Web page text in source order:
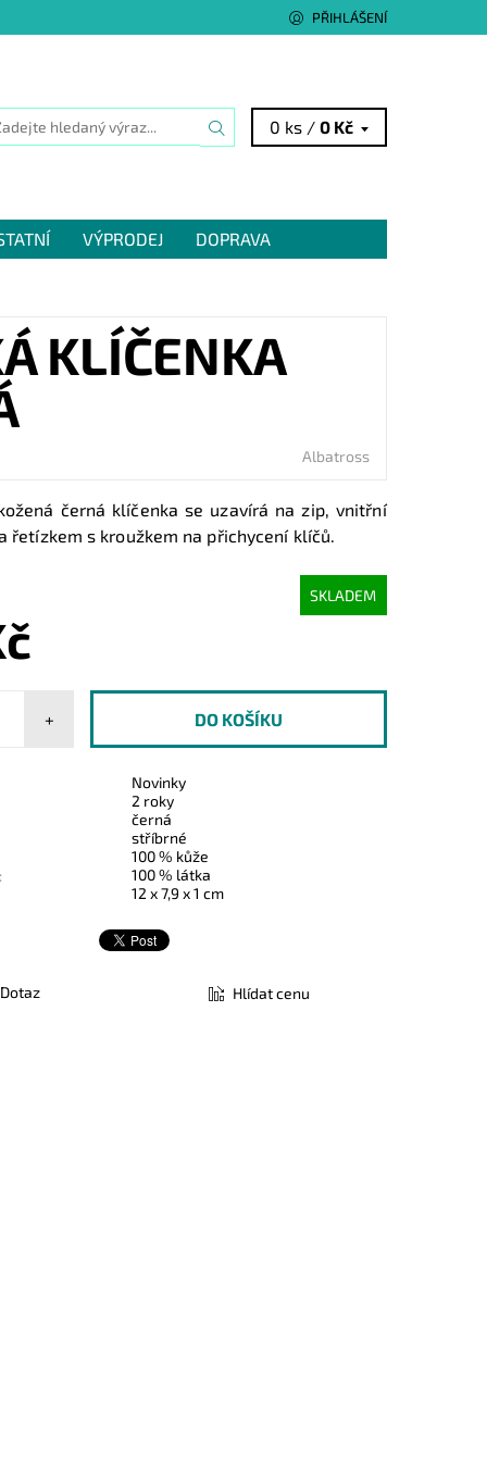
PŘIHLÁŠENÍ
0 ks /0 Kč
VÝPRODEJ
DOPRAVA
KLÍČENKA
Albatross
černá klíčenka se uzavírá na zip, vnitřní
řetízkem s kroužkem na přichycení klíčů.
SKLADEM
+
Novinky
2 roky
černá
stříbrné
100 % kůže
100 % látka
12 x 7,9 x 1 cm
Dotaz Hlídat cenu